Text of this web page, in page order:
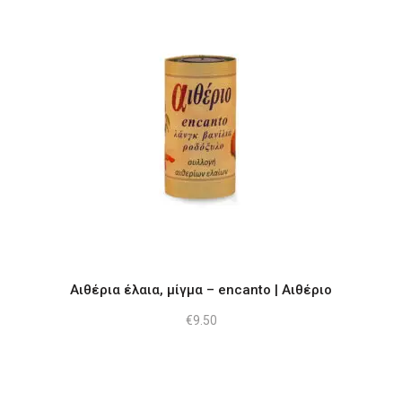
Αιθέρια έλαια, μίγμα – encanto | Αιθέριο
€9.50